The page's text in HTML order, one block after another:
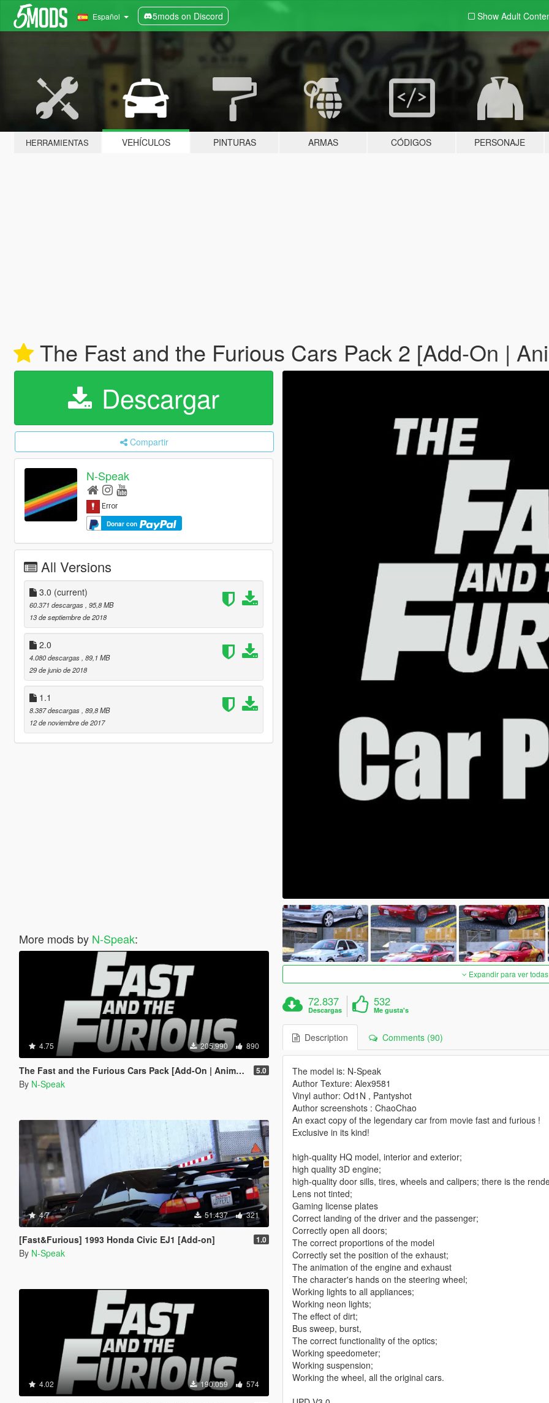
Español 5mods on Discord Show Adult
HERRAMIENTAS VEHÍCULOS PINTURAS ARMAS CÓDIGOS PERSONAJE
The Fast and the Furious Cars Pack 2 [Add-On |
Descargar
Compartir
N-Speak
Donar con
All Versions
3.0 (current)
60.371 descargas, 95,8 MB
13 de septiembre de 2018
2.0
4.080 descargas, 89,1 MB
29 de junio de 2018
1.1
8.387 descargas, 89,8 MB
12 de noviembre de 2017
More mods by N-Speak:
4.75 205.990 890
The Fast and the Furious Cars Pack [Add-On | Animated] 5.0
By N-Speak
4.7 51.437 321
[Fast&Furious] 1993 Honda Civic EJ1 [Add-on] 1.0
By N-Speak
4.02 190.059 574
Expandir para ver
72.837
Descargas
532
Me gusta's
Description Comments (90)
The model is: N-Speak
Author Texture: Alex9581
Vinyl author: Od1N , Pantyshot
Author screenshots : ChaoChao
An exact copy of the legendary car from movie fast and furious !
Exclusive in its kind!
high-quality HQ model, interior and exterior;
high quality 3D engine;
high-quality door sills, tires, wheels and calipers; there is the
Lens not tinted;
Gaming license plates
Correct landing of the driver and the passenger;
Correctly open all doors;
The correct proportions of the model
Correctly set the position of the exhaust;
The animation of the engine and exhaust
The character's hands on the steering wheel;
Working lights to all appliances;
Working neon lights;
The effect of dirt;
Bus sweep, burst,
The correct functionality of the optics;
Working speedometer;
Working suspension;
Working the wheel, all the original cars.